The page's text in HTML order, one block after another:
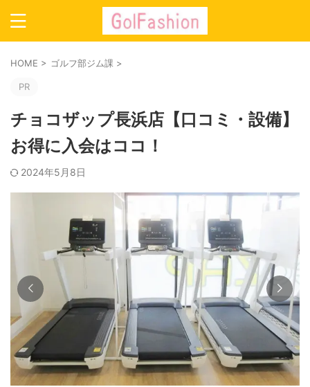
HOME > ゴルフ部ジム課 >
PR
チョコザップ長浜店【口コミ・設備】
お得に入会はココ！
2024年5月8日